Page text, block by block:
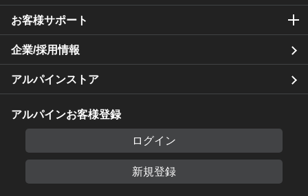
お客様サポート
企業/採用情報
アルパインストア
アルパインお客様登録
ログイン
新規登録